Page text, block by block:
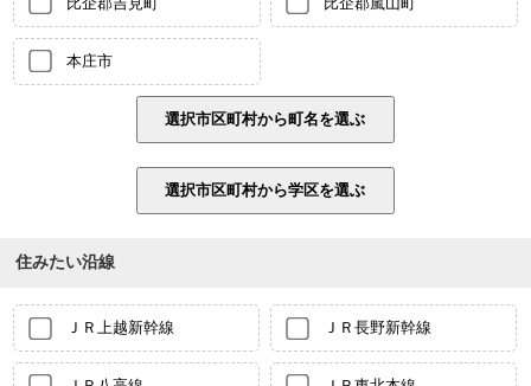
本庄市
住みたい沿線
ＪＲ上越新幹線 ＪＲ長野新幹線